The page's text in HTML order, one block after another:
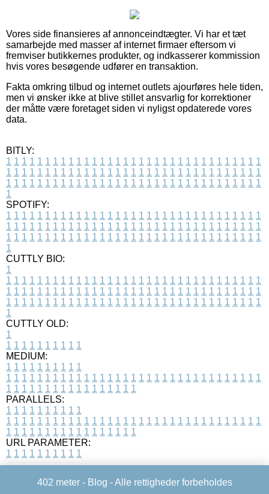
Vores side finansieres af annonceindtægter. Vi har et tæt
samarbejde med masser af internet firmaer eftersom vi
fremviser butikkernes produkter, og indkasserer kommission
hvis vores besøgende udfører en transaktion.
Fakta omkring tilbud og internet outlets ajourføres hele tiden,
men vi ønsker ikke at blive stillet ansvarlig for korrektioner
der måtte være foretaget siden vi nyligst opdaterede vores
data.
BITLY:
1 1 1 1 1 1 1 1 1 1 1 1 1 1 1 1 1 1 1 1 1 1 1 1 1 1 1 1 1 1 1 1 1
1 1 1 1 1 1 1 1 1 1 1 1 1 1 1 1 1 1 1 1 1 1 1 1 1 1 1 1 1 1 1 1 1
1 1 1 1 1 1 1 1 1 1 1 1 1 1 1 1 1 1 1 1 1 1 1 1 1 1 1 1 1 1 1 1 1
1
SPOTIFY:
1 1 1 1 1 1 1 1 1 1 1 1 1 1 1 1 1 1 1 1 1 1 1 1 1 1 1 1 1 1 1 1 1
1 1 1 1 1 1 1 1 1 1 1 1 1 1 1 1 1 1 1 1 1 1 1 1 1 1 1 1 1 1 1 1 1
1 1 1 1 1 1 1 1 1 1 1 1 1 1 1 1 1 1 1 1 1 1 1 1 1 1 1 1 1 1 1 1 1
1
CUTTLY BIO:
1
1 1 1 1 1 1 1 1 1 1 1 1 1 1 1 1 1 1 1 1 1 1 1 1 1 1 1 1 1 1 1 1 1
1 1 1 1 1 1 1 1 1 1 1 1 1 1 1 1 1 1 1 1 1 1 1 1 1 1 1 1 1 1 1 1 1
1 1 1 1 1 1 1 1 1 1 1 1 1 1 1 1 1 1 1 1 1 1 1 1 1 1 1 1 1 1 1 1 1
1
CUTTLY OLD:
1
1 1 1 1 1 1 1 1 1 1
MEDIUM:
1 1 1 1 1 1 1 1 1 1
1 1 1 1 1 1 1 1 1 1 1 1 1 1 1 1 1 1 1 1 1 1 1 1 1 1 1 1 1 1 1 1 1
1 1 1 1 1 1 1 1 1 1 1 1 1 1 1 1 1
PARALLELS:
1 1 1 1 1 1 1 1 1 1
1 1 1 1 1 1 1 1 1 1 1 1 1 1 1 1 1 1 1 1 1 1 1 1 1 1 1 1 1 1 1 1 1
1 1 1 1 1 1 1 1 1 1 1 1 1 1 1 1 1
URL PARAMETER:
1 1 1 1 1 1 1 1 1 1
402 meter - Blog - Alle rettigheder forbeholdes